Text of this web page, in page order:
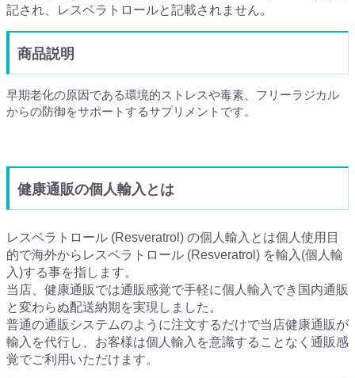
記され、レスベラトロールと記載されません。
商品説明
早期老化の原因である環境的ストレスや毒素、フリーラジカル
からの防御をサポートするサプリメントです。
健康通販の個人輸入とは
レスベラトロール (Resveratrol) の個人輸入とは個人使用目
的で海外からレスベラトロール (Resveratrol) を輸入(個人輸
入)する事を指します。
当店、健康通販では通販感覚で手軽に個人輸入でき国内通販
と変わらぬ配送納期を実現しました。
普通の通販システムのように注文するだけで当店健康通販が
輸入を代行し、お客様は個人輸入を意識することなく通販感
覚でご利用いただけます。